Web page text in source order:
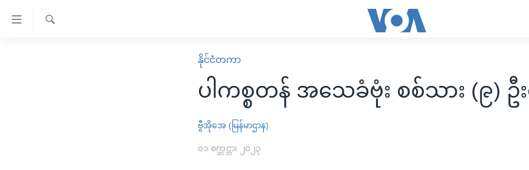
နိုင်ငံတကာ
ပါကစ္စတန် အသေခံဗုံး စစ်သား (၉)
ဗွီအိုအေ (မြန်မာဌာန)
၀၁ စက္တင္ဘာ၊ ၂၀၂၃